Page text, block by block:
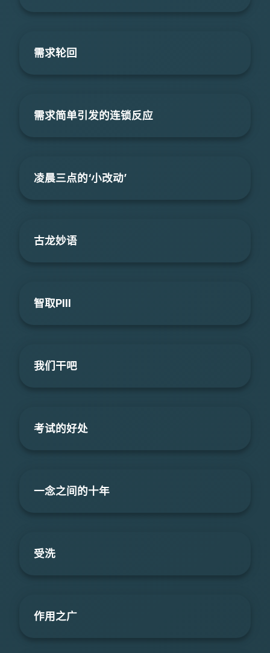
需求轮回
需求简单引发的连锁反应
凌晨三点的‘小改动’
古龙妙语
智取PIII
我们干吧
考试的好处
一念之间的十年
受洗
作用之广